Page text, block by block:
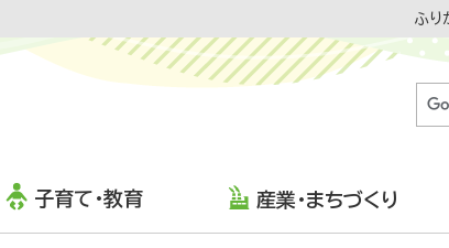
ふり
子育て・教育 産業・まちづくり